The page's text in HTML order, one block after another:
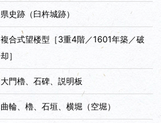
県史跡（臼杵城跡）
複合式望楼型［3重4階／1601年築／破
却］
大門櫓、石碑、説明板
曲輪、櫓、石垣、横堀（空堀）